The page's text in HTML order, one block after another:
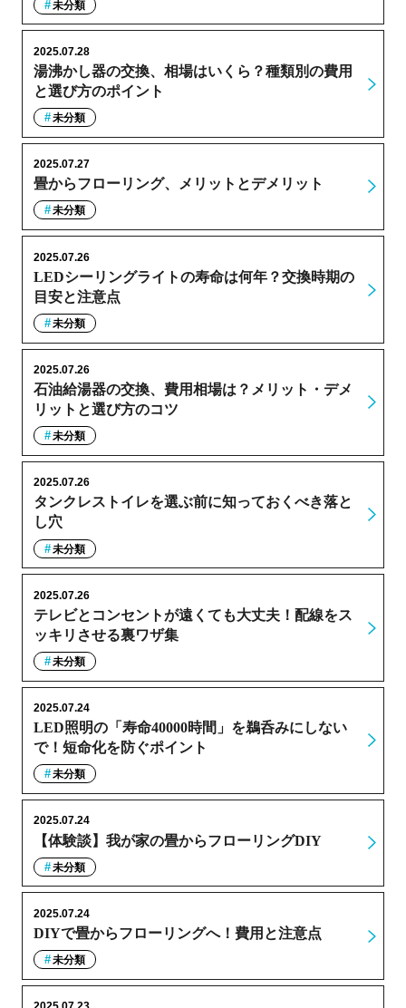
未分類
湯沸かし器の交換、相場はいくら？種類別の費用
と選び方のポイント
2025.07.28
未分類
畳からフローリング、メリットとデメリット
2025.07.27
未分類
LEDシーリングライトの寿命は何年？交換時期の
目安と注意点
2025.07.26
未分類
石油給湯器の交換、費用相場は？メリット・デメ
リットと選び方のコツ
2025.07.26
未分類
タンクレストイレを選ぶ前に知っておくべき落と
し穴
2025.07.26
未分類
テレビとコンセントが遠くても大丈夫！配線をス
ッキリさせる裏ワザ集
2025.07.26
未分類
LED照明の「寿命40000時間」を鵜呑みにしない
で！短命化を防ぐポイント
2025.07.24
未分類
【体験談】我が家の畳からフローリングDIY
2025.07.24
未分類
DIYで畳からフローリングへ！費用と注意点
2025.07.24
未分類